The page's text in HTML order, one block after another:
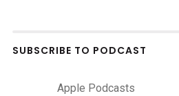
SUBSCRIBE TO PODCAST
Apple Podcasts